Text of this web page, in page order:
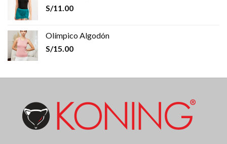
S/11.00
Olímpico Algodón
S/15.00